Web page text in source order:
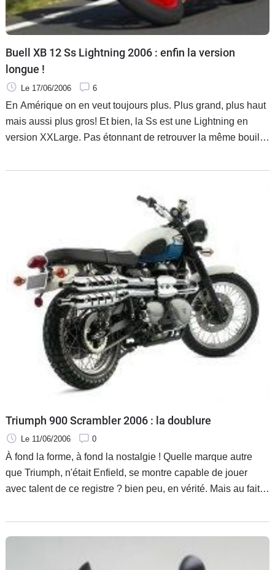
Buell XB 12 Ss Lightning 2006 : enfin la version
longue !
Le 17/06/2006 6
En Amérique on en veut toujours plus. Plus grand, plus haut
mais aussi plus gros! Et bien, la Ss est une Lightning en
version XXLarge. Pas étonnant de retrouver la même bouille
d'huile dans le bras oscillant et le volumineux échappement
Triumph 900 Scrambler 2006 : la doublure
Le 11/06/2006 0
À fond la forme, à fond la nostalgie ! Quelle marque autre
que Triumph, n'était Enfield, se montre capable de jouer
avec talent de ce registre ? bien peu, en vérité. Mais au fait,
route avec un guidon rehaussé et des pneus à tétines pour
s'évader du bitume, pensée et voulue par le marché